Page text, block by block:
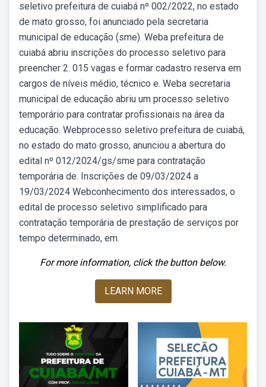
seletivo prefeitura de cuiabá nº 002/2022, no estado
de mato grosso, foi anunciado pela secretaria
municipal de educação (sme). Weba prefeitura de
cuiabá abriu inscrições do processo seletivo para
preencher 2. 015 vagas e formar cadastro reserva em
cargos de níveis médio, técnico e. Weba secretaria
municipal de educação abriu um processo seletivo
temporário para contratar profissionais na área da
educação. Webprocesso seletivo prefeitura de cuiabá,
no estado do mato grosso, anunciou a abertura do
edital nº 012/2024/gs/sme para contratação
temporária de. Inscrições de 09/03/2024 a
19/03/2024 Webconhecimento dos interessados, o
edital de processo seletivo simplificado para
contratação temporária de prestação de serviços por
tempo determinado, em.
For more information, click the button below.
LEARN MORE